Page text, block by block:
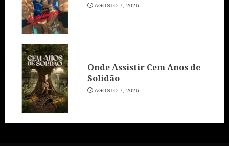
AGOSTO 7, 2026
Onde Assistir Cem Anos de
Solidão
AGOSTO 7, 2026